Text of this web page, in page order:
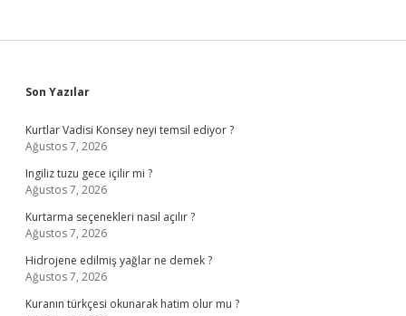
Sidebar
Son Yazılar
Kurtlar Vadisi Konsey neyi temsil ediyor ?
Ağustos 7, 2026
Ingiliz tuzu gece içilir mi ?
Ağustos 7, 2026
Kurtarma seçenekleri nasıl açılır ?
Ağustos 7, 2026
Hidrojene edilmiş yağlar ne demek ?
Ağustos 7, 2026
Kuranın türkçesi okunarak hatim olur mu ?